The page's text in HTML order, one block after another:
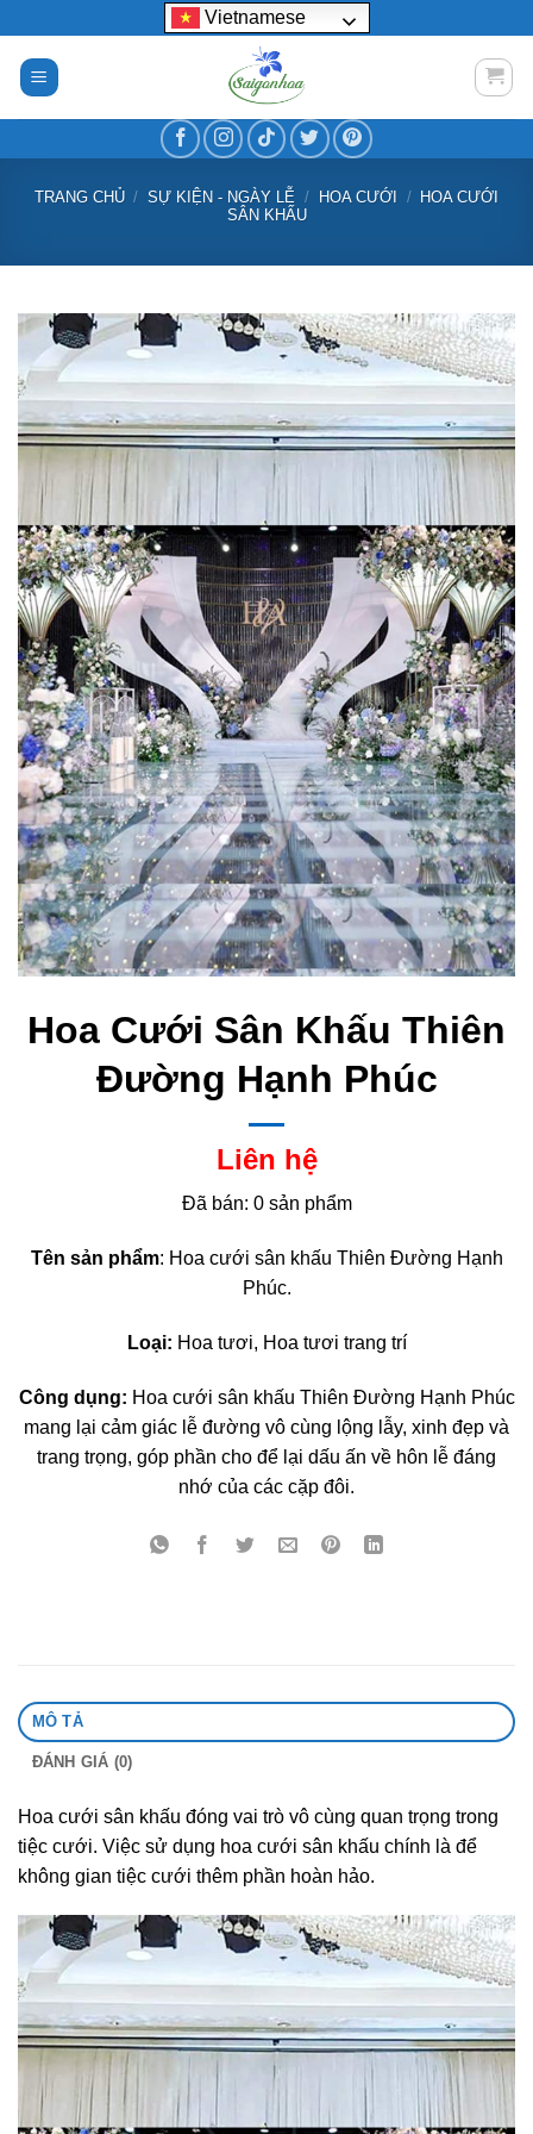
nội
dung
Vietnamese
TRANG CHỦ / SỰ KIỆN - NGÀY LỄ / HOA CƯỚI /
HOA CƯỚI
SÂN KHẤU
Hoa Cưới Sân Khấu Thiên
Đường Hạnh Phúc
Liên hệ
Đã bán: 0 sản phẩm
Tên sản phẩm: Hoa cưới sân khấu Thiên Đường Hạnh
Phúc.
Loại: Hoa tươi, Hoa tươi trang trí
Công dụng: Hoa cưới sân khấu Thiên Đường Hạnh Phúc
mang lại cảm giác lễ đường vô cùng lộng lẫy, xinh đẹp và
trang trọng, góp phần cho để lại dấu ấn về hôn lễ đáng
nhớ của các cặp đôi.
MÔ TẢ
ĐÁNH GIÁ (0)
Hoa cưới sân khấu đóng vai trò vô cùng quan trọng trong
tiệc cưới. Việc sử dụng hoa cưới sân khấu chính là để
không gian tiệc cưới thêm phần hoàn hảo.